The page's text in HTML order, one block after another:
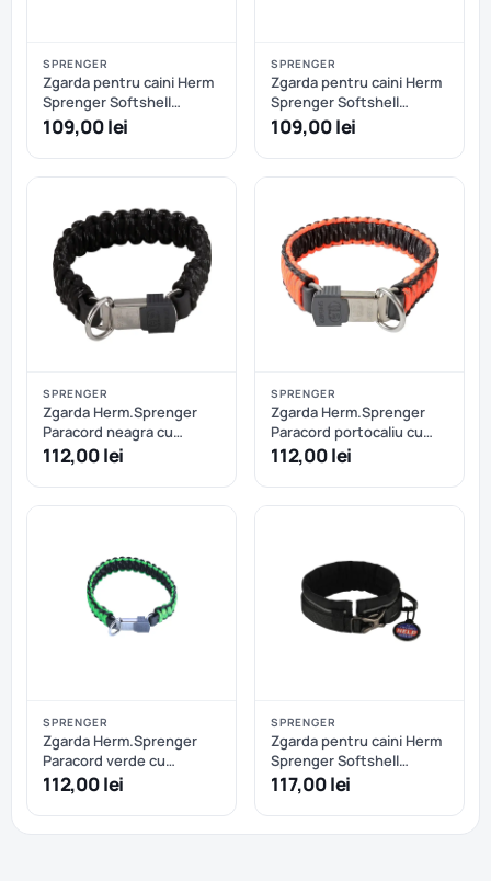
SPRENGER
Zgarda pentru caini Herm
Sprenger Softshell
reglabila - XXS/XS -
Oranj+Kaki
109,00 lei
SPRENGER
Zgarda pentru caini Herm
Sprenger Softshell
reglabila - XXS/XS - Roz
109,00 lei
SPRENGER
Zgarda Herm.Sprenger
Paracord neagra cu
eliberare rapida - 60 cm
112,00 lei
SPRENGER
Zgarda Herm.Sprenger
Paracord portocaliu cu
eliberare rapida - 60 cm
112,00 lei
SPRENGER
Zgarda Herm.Sprenger
Paracord verde cu
eliberare rapida - 60 cm
112,00 lei
SPRENGER
Zgarda pentru caini Herm
Sprenger Softshell
reglabila - S/M - Negru
117,00 lei